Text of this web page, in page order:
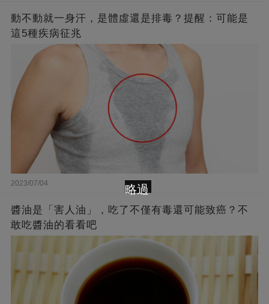
動不動就一身汗，是體虛還是排毒？提醒：可能是
這5種疾病征兆
2023/07/04
醬油是「害人油」，吃了不僅有毒還可能致癌？不
敢吃醬油的看看吧
略過